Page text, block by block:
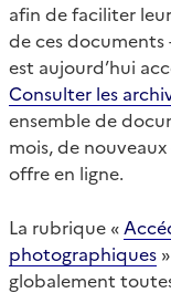
afin de faciliter
de ces
est aujourd’hui
Consulter les
ensemble de
mois, de
offre en ligne.
La rubrique «
photographiques
globalement